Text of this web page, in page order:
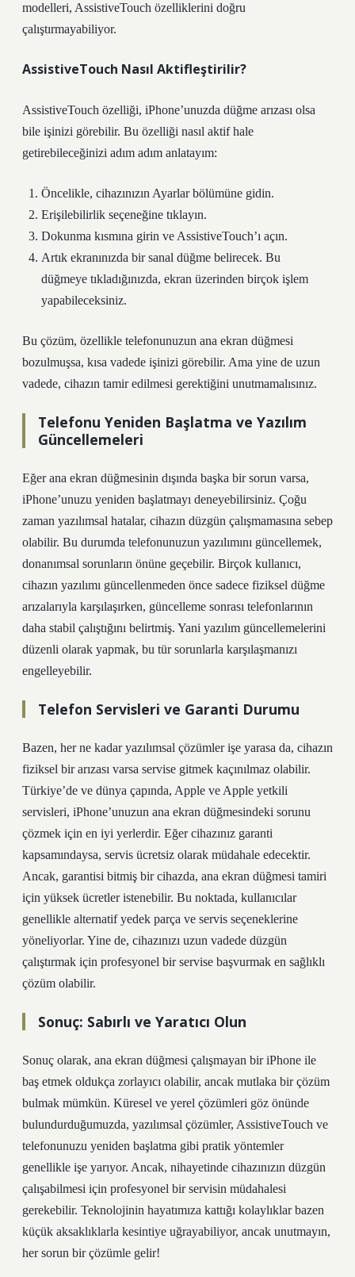
modelleri, AssistiveTouch özelliklerini doğru
çalıştırmayabiliyor.
AssistiveTouch Nasıl Aktifleştirilir?
AssistiveTouch özelliği, iPhone’unuzda düğme arızası olsa
bile işinizi görebilir. Bu özelliği nasıl aktif hale
getirebileceğinizi adım adım anlatayım:
Öncelikle, cihazınızın Ayarlar bölümüne gidin.
Erişilebilirlik seçeneğine tıklayın.
Dokunma kısmına girin ve AssistiveTouch’ı açın.
Artık ekranınızda bir sanal düğme belirecek. Bu
düğmeye tıkladığınızda, ekran üzerinden birçok işlem
yapabileceksiniz.
Bu çözüm, özellikle telefonunuzun ana ekran düğmesi
bozulmuşsa, kısa vadede işinizi görebilir. Ama yine de uzun
vadede, cihazın tamir edilmesi gerektiğini unutmamalısınız.
Telefonu Yeniden Başlatma ve Yazılım
Güncellemeleri
Eğer ana ekran düğmesinin dışında başka bir sorun varsa,
iPhone’unuzu yeniden başlatmayı deneyebilirsiniz. Çoğu
zaman yazılımsal hatalar, cihazın düzgün çalışmamasına sebep
olabilir. Bu durumda telefonunuzun yazılımını güncellemek,
donanımsal sorunların önüne geçebilir. Birçok kullanıcı,
cihazın yazılımı güncellenmeden önce sadece fiziksel düğme
arızalarıyla karşılaşırken, güncelleme sonrası telefonlarının
daha stabil çalıştığını belirtmiş. Yani yazılım güncellemelerini
düzenli olarak yapmak, bu tür sorunlarla karşılaşmanızı
engelleyebilir.
Telefon Servisleri ve Garanti Durumu
Bazen, her ne kadar yazılımsal çözümler işe yarasa da, cihazın
fiziksel bir arızası varsa servise gitmek kaçınılmaz olabilir.
Türkiye’de ve dünya çapında, Apple ve Apple yetkili
servisleri, iPhone’unuzun ana ekran düğmesindeki sorunu
çözmek için en iyi yerlerdir. Eğer cihazınız garanti
kapsamındaysa, servis ücretsiz olarak müdahale edecektir.
Ancak, garantisi bitmiş bir cihazda, ana ekran düğmesi tamiri
için yüksek ücretler istenebilir. Bu noktada, kullanıcılar
genellikle alternatif yedek parça ve servis seçeneklerine
yöneliyorlar. Yine de, cihazınızı uzun vadede düzgün
çalıştırmak için profesyonel bir servise başvurmak en sağlıklı
çözüm olabilir.
Sonuç: Sabırlı ve Yaratıcı Olun
Sonuç olarak, ana ekran düğmesi çalışmayan bir iPhone ile
baş etmek oldukça zorlayıcı olabilir, ancak mutlaka bir çözüm
bulmak mümkün. Küresel ve yerel çözümleri göz önünde
bulundurduğumuzda, yazılımsal çözümler, AssistiveTouch ve
telefonunuzu yeniden başlatma gibi pratik yöntemler
genellikle işe yarıyor. Ancak, nihayetinde cihazınızın düzgün
çalışabilmesi için profesyonel bir servisin müdahalesi
gerekebilir. Teknolojinin hayatımıza kattığı kolaylıklar bazen
küçük aksaklıklarla kesintiye uğrayabiliyor, ancak unutmayın,
her sorun bir çözümle gelir!